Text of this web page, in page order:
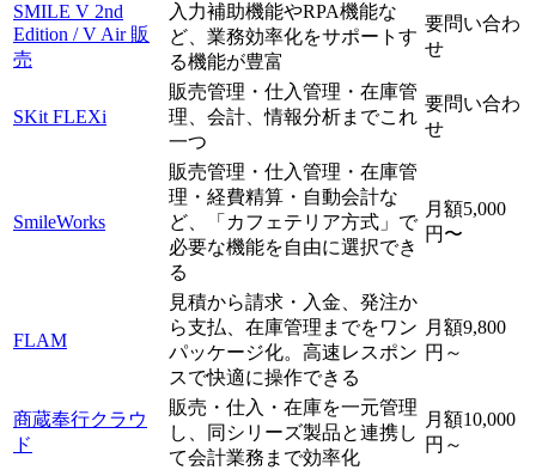
SMILE V 2nd
Edition / V Air 販
売
入力補助機能やRPA機能な
ど、業務効率化をサポートす
る機能が豊富
要問い合わ
せ
SKit FLEXi
販売管理・仕入管理・在庫管
理、会計、情報分析までこれ
一つ
要問い合わ
せ
SmileWorks
販売管理・仕入管理・在庫管
理・経費精算・自動会計な
ど、「カフェテリア方式」で
必要な機能を自由に選択でき
る
月額5,000
円〜
FLAM
見積から請求・入金、発注か
ら支払、在庫管理までをワン
パッケージ化。高速レスポン
スで快適に操作できる
月額9,800
円～
商蔵奉行クラウ
ド
販売・仕入・在庫を一元管理
し、同シリーズ製品と連携し
て会計業務まで効率化
月額10,000
円～